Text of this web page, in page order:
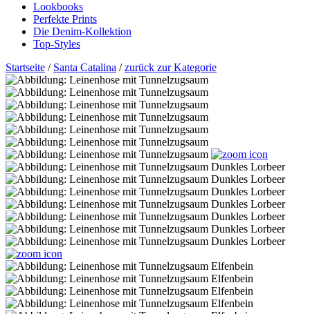
Lookbooks
Perfekte Prints
Die Denim-Kollektion
Top-Styles
Startseite / Santa Catalina /zurück zur Kategorie